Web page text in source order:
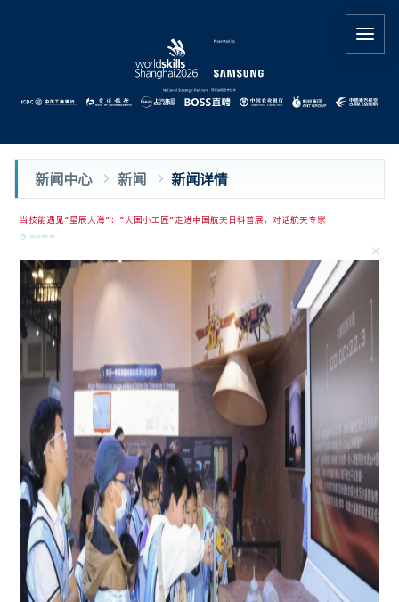
新闻中心 新闻 新闻详情
当技能遇见“星辰大海”：“大国小工匠”走进中国航天日科普展，对话航天专家
2025-05-30